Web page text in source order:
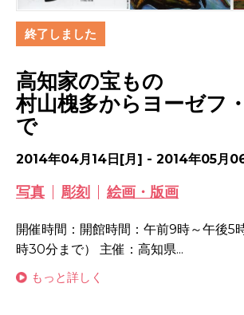
終了しました
高知家の宝もの
村山槐多からヨーゼフ
で
2014年04月14日[月] - 2014年05月
写真 彫刻 絵画・版画
開催時間：開館時間：午前9時～午後5
時30分まで） 主催：高知県...
もっと詳しく